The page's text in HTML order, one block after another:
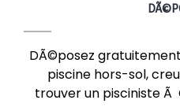
DÃ©posez
piscine hors-sol,
trouver un pisciniste